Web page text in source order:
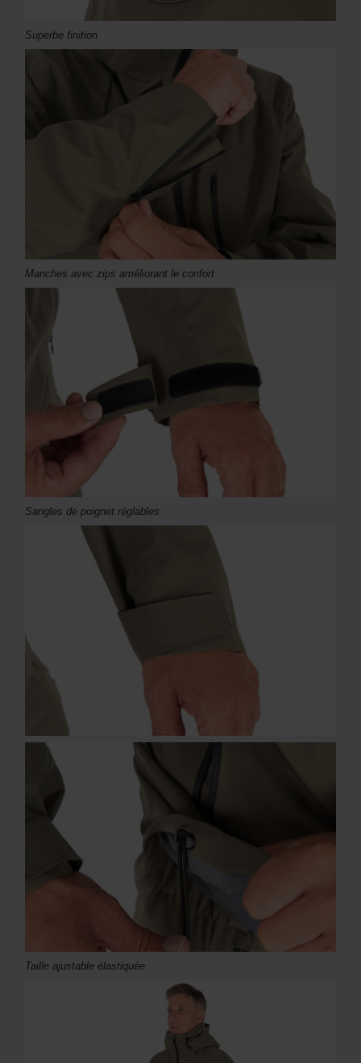
Superbe finition
Manches avec zips améliorant le confort
Sangles de poignet réglables
Taille ajustable élastiquée